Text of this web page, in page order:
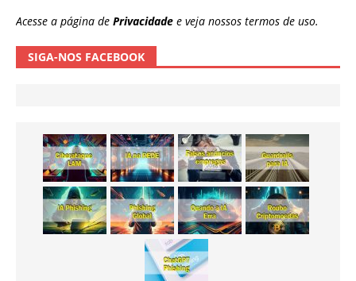
Acesse a página de Privacidade e veja nossos termos de uso.
SIGA-NOS FACEBOOK